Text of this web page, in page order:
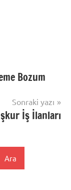
Bozum
Sonraki yazı
İş İlanları
Ara